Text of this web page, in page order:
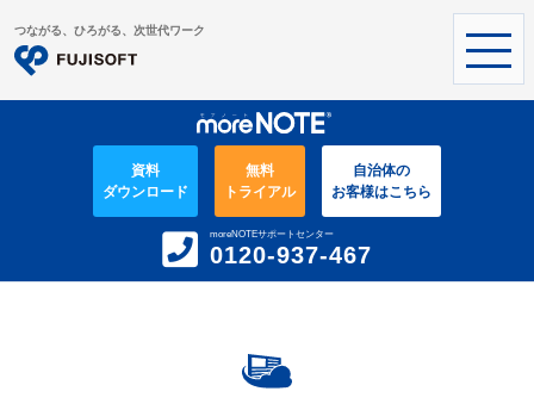
つながる、ひろがる、次世代ワーク
資料
ダウンロード
無料
トライアル
自治体の
お客様はこちら
moreNOTEサポートセンター
0120-937-467